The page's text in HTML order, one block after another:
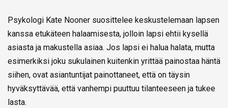
Psykologi Kate Nooner suosittelee keskustelemaan lapsen
kanssa etukäteen halaamisesta, jolloin lapsi ehtii kysellä
asiasta ja makustella asiaa. Jos lapsi ei halua halata, mutta
esimerkiksi joku sukulainen kuitenkin yrittää painostaa häntä
siihen, ovat asiantuntijat painottaneet, että on täysin
hyväksyttävää, että vanhempi puuttuu tilanteeseen ja tukee
lasta.